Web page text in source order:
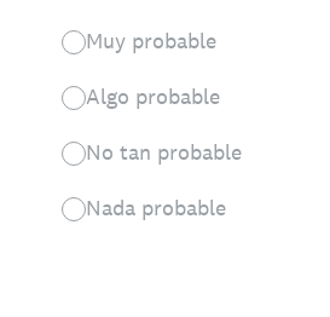
Muy probable
Algo probable
No tan probable
Nada probable